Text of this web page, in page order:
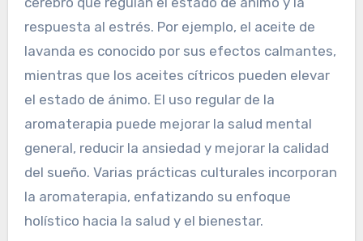
La aromaterapia juega un papel significativo en
la gestión del estrés al utilizar aceites
esenciales para promover la relajación y el
bienestar emocional. La inhalación de aromas
específicos puede estimular regiones del
cerebro que regulan el estado de ánimo y la
respuesta al estrés. Por ejemplo, el aceite de
lavanda es conocido por sus efectos calmantes,
mientras que los aceites cítricos pueden elevar